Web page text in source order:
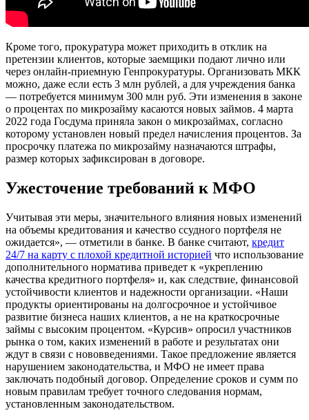
Кроме того, прокуратура может приходить в отклик на
претензии клиентов, которые заемщики подают лично или
через онлайн-приемную Генпрокуратуры. Организовать МКК
можно, даже если есть 3 млн рублей, а для учреждения банка
— потребуется минимум 300 млн руб. Эти изменения в законе
о процентах по микрозайму касаются новых займов. 4 марта
2022 года Госдума приняла закон о микрозаймах, согласно
которому установлен новый предел начисления процентов. За
просрочку платежа по микрозайму назначаются штрафы,
размер которых зафиксирован в договоре.
Ужесточение требований к МФО
Учитывая эти меры, значительного влияния новых изменений
на объемы кредитования и качество ссудного портфеля не
ожидается», — отметили в банке. В банке считают, кредит
24/7 на карту с плохой кредитной историей что использование
дополнительного норматива приведет к «укреплению
качества кредитного портфеля» и, как следствие, финансовой
устойчивости клиентов и надежности организации. «Наши
продукты ориентированы на долгосрочное и устойчивое
развитие бизнеса наших клиентов, а не на краткосрочные
займы с высоким процентом. «Курсив» опросил участников
рынка о том, каких изменений в работе и результатах они
ждут в связи с нововведениями. Такое предложение является
нарушением законодательства, и МФО не имеет права
заключать подобный договор. Определение сроков и сумм по
новым правилам требует точного следования нормам,
установленным законодательством.